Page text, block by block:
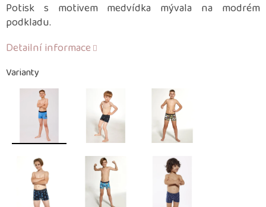
Varianty
Potisk s motivem medvídka mývala na modrém
podkladu.
Detailní informace